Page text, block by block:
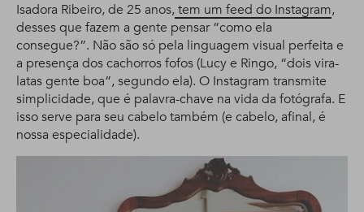
Isadora Ribeiro, de 25 anos,tem um feed do Instagram,
desses que fazem a gente pensar “como ela
consegue?”. Não são só pela linguagem visual perfeita e
a presença dos cachorros fofos (Lucy e Ringo, “dois vira-
latas gente boa”, segundo ela). O Instagram transmite
simplicidade, que é palavra-chave na vida da fotógrafa. E
isso serve para seu cabelo também (e cabelo, afinal, é
nossa especialidade).